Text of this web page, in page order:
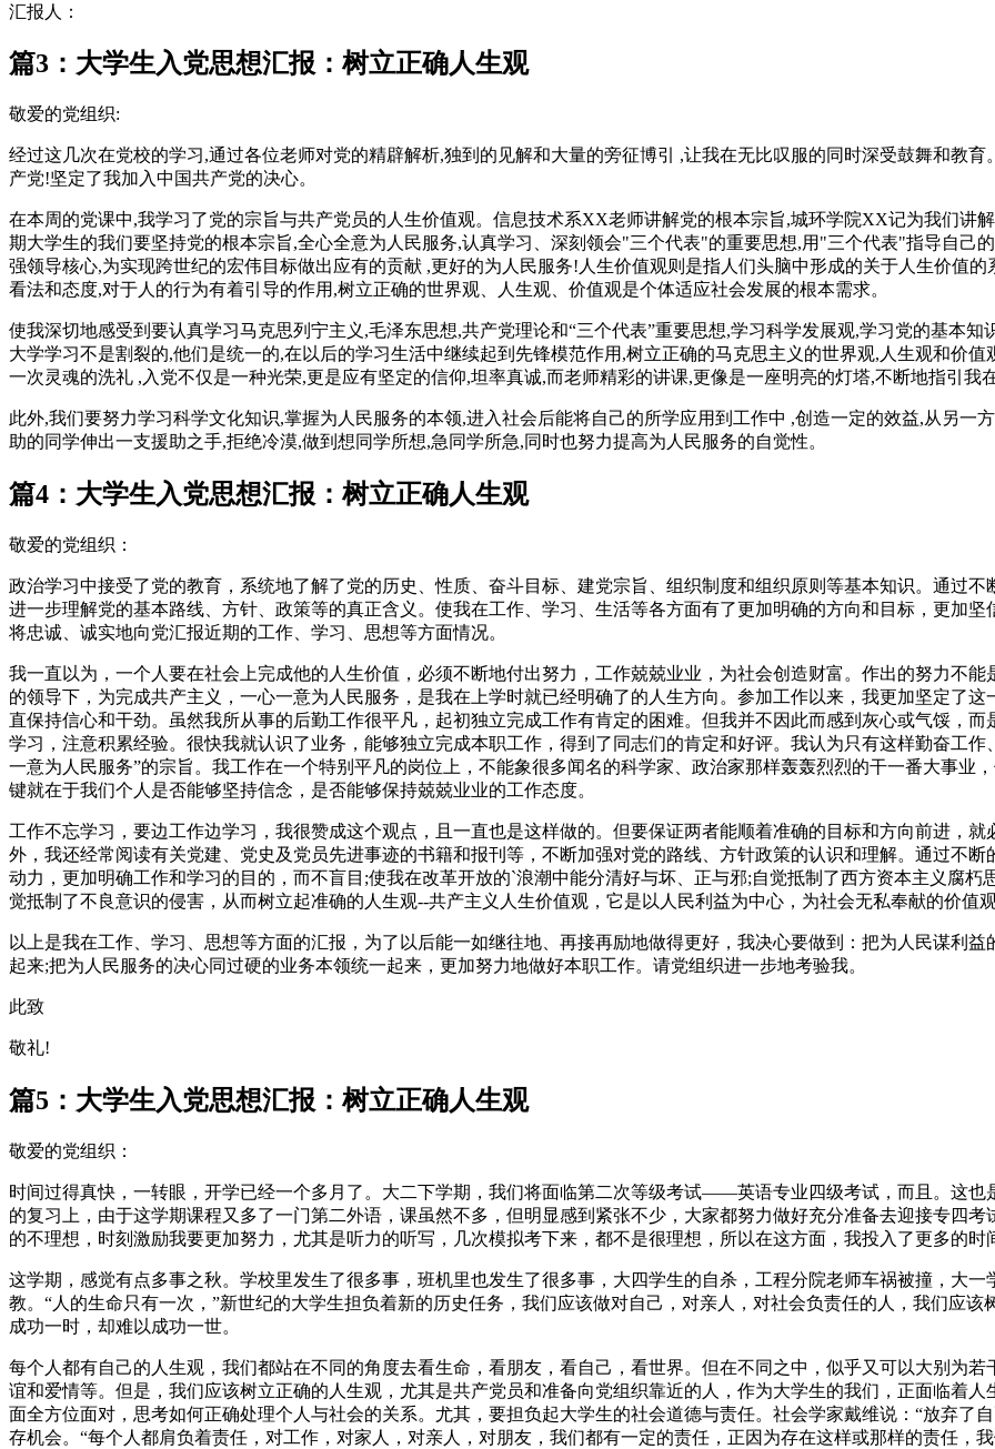
汇报人：
篇3：大学生入党思想汇报：树立正确人生观
敬爱的党组织:
经过这几次在党校的学习,通过各位老师对党的精辟解析,独到的见解和大量的旁征博引 ,让我在无比叹服的同时深受鼓舞和教
产党!坚定了我加入中国共产党的决心。
在本周的党课中,我学习了党的宗旨与共产党员的人生价值观。信息技术系XX老师讲解党的根本宗旨,城环学院XX记为我们讲
期大学生的我们要坚持党的根本宗旨,全心全意为人民服务,认真学习、深刻领会"三个代表"的重要思想,用"三个代表"指导自己
强领导核心,为实现跨世纪的宏伟目标做出应有的贡献 ,更好的为人民服务!人生价值观则是指人们头脑中形成的关于人生价值
看法和态度,对于人的行为有着引导的作用,树立正确的世界观、人生观、价值观是个体适应社会发展的根本需求。
使我深切地感受到要认真学习马克思列宁主义,毛泽东思想,共产党理论和“三个代表”重要思想,学习科学发展观,学习党的基本
大学学习不是割裂的,他们是统一的,在以后的学习生活中继续起到先锋模范作用,树立正确的马克思主义的世界观,人生观和价
一次灵魂的洗礼 ,入党不仅是一种光荣,更是应有坚定的信仰,坦率真诚,而老师精彩的讲课,更像是一座明亮的灯塔,不断地指引我
此外,我们要努力学习科学文化知识,掌握为人民服务的本领,进入社会后能将自己的所学应用到工作中 ,创造一定的效益,从另一
助的同学伸出一支援助之手,拒绝冷漠,做到想同学所想,急同学所急,同时也努力提高为人民服务的自觉性。
篇4：大学生入党思想汇报：树立正确人生观
敬爱的党组织：
政治学习中接受了党的教育，系统地了解了党的历史、性质、奋斗目标、建党宗旨、组织制度和组织原则等基本知识。通过
进一步理解党的基本路线、方针、政策等的真正含义。使我在工作、学习、生活等各方面有了更加明确的方向和目标，更加
将忠诚、诚实地向党汇报近期的工作、学习、思想等方面情况。
我一直以为，一个人要在社会上完成他的人生价值，必须不断地付出努力，工作兢兢业业，为社会创造财富。作出的努力不
的领导下，为完成共产主义，一心一意为人民服务，是我在上学时就已经明确了的人生方向。参加工作以来，我更加坚定了
直保持信心和干劲。虽然我所从事的后勤工作很平凡，起初独立完成工作有肯定的困难。但我并不因此而感到灰心或气馁，
学习，注意积累经验。很快我就认识了业务，能够独立完成本职工作，得到了同志们的肯定和好评。我认为只有这样勤奋工
一意为人民服务”的宗旨。我工作在一个特别平凡的岗位上，不能象很多闻名的科学家、政治家那样轰轰烈烈的干一番大事业
键就在于我们个人是否能够坚持信念，是否能够保持兢兢业业的工作态度。
工作不忘学习，要边工作边学习，我很赞成这个观点，且一直也是这样做的。但要保证两者能顺着准确的目标和方向前进，
外，我还经常阅读有关党建、党史及党员先进事迹的书籍和报刊等，不断加强对党的路线、方针政策的认识和理解。通过不
动力，更加明确工作和学习的目的，而不盲目;使我在改革开放的`浪潮中能分清好与坏、正与邪;自觉抵制了西方资本主义腐朽
觉抵制了不良意识的侵害，从而树立起准确的人生观--共产主义人生价值观，它是以人民利益为中心，为社会无私奉献的价值观
以上是我在工作、学习、思想等方面的汇报，为了以后能一如继往地、再接再励地做得更好，我决心要做到：把为人民谋利
起来;把为人民服务的决心同过硬的业务本领统一起来，更加努力地做好本职工作。请党组织进一步地考验我。
此致
敬礼!
篇5：大学生入党思想汇报：树立正确人生观
敬爱的党组织：
时间过得真快，一转眼，开学已经一个多月了。大二下学期，我们将面临第二次等级考试——英语专业四级考试，而且。这
的复习上，由于这学期课程又多了一门第二外语，课虽然不多，但明显感到紧张不少，大家都努力做好充分准备去迎接专四
的不理想，时刻激励我要更加努力，尤其是听力的听写，几次模拟考下来，都不是很理想，所以在这方面，我投入了更多的时
这学期，感觉有点多事之秋。学校里发生了很多事，班机里也发生了很多事，大四学生的自杀，工程分院老师车祸被撞，大
教。“人的生命只有一次，”新世纪的大学生担负着新的历史任务，我们应该做对自己，对亲人，对社会负责任的人，我们应
成功一时，却难以成功一世。
每个人都有自己的人生观，我们都站在不同的角度去看生命，看朋友，看自己，看世界。但在不同之中，似乎又可以大别为
谊和爱情等。但是，我们应该树立正确的人生观，尤其是共产党员和准备向党组织靠近的人，作为大学生的我们，正面临着
面全方位面对，思考如何正确处理个人与社会的关系。尤其，要担负起大学生的社会道德与责任。社会学家戴维说：“放弃了
存机会。“每个人都肩负着责任，对工作，对家人，对亲人，对朋友，我们都有一定的责任，正因为存在这样或那样的责任，